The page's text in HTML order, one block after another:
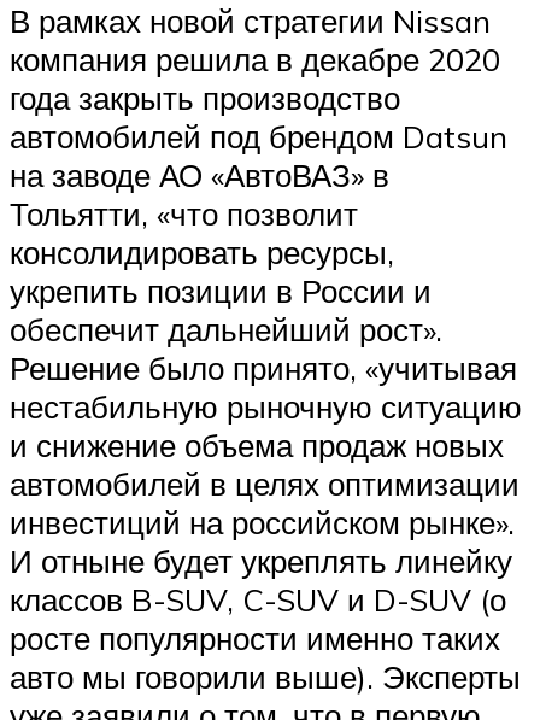
В рамках новой стратегии Nissan
компания решила в декабре 2020
года закрыть производство
автомобилей под брендом Datsun
на заводе АО «АвтоВАЗ» в
Тольятти, «что позволит
консолидировать ресурсы,
укрепить позиции в России и
обеспечит дальнейший рост».
Решение было принято, «учитывая
нестабильную рыночную ситуацию
и снижение объема продаж новых
автомобилей в целях оптимизации
инвестиций на российском рынке».
И отныне будет укреплять линейку
классов B-SUV, C-SUV и D-SUV (о
росте популярности именно таких
авто мы говорили выше). Эксперты